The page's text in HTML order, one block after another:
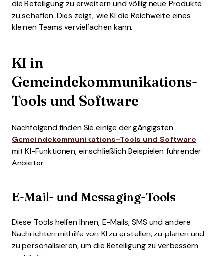
die Beteiligung zu erweitern und völlig neue Produkte
zu schaffen. Dies zeigt, wie KI die Reichweite eines
kleinen Teams vervielfachen kann.
KI in
Gemeindekommunikations-
Tools und Software
Nachfolgend finden Sie einige der gängigsten
Gemeindekommunikations-Tools und Software
mit KI-Funktionen, einschließlich Beispielen führender
Anbieter:
E-Mail- und Messaging-Tools
Diese Tools helfen Ihnen, E-Mails, SMS und andere
Nachrichten mithilfe von KI zu erstellen, zu planen und
zu personalisieren, um die Beteiligung zu verbessern